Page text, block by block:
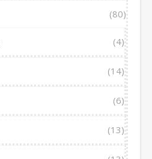
(80)
(4)
(14)
(6)
(13)